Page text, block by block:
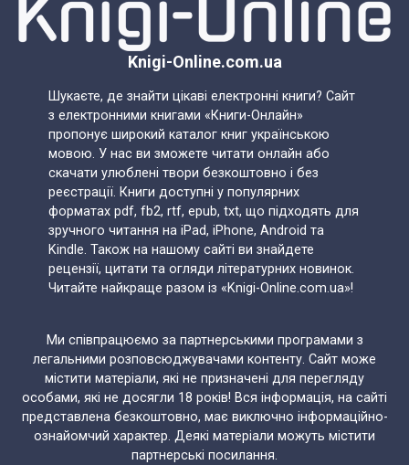
Knigi-Online.com.ua
Шукаєте, де знайти цікаві електронні книги? Сайт
з електронними книгами «Книги-Онлайн»
пропонує широкий каталог книг українською
мовою. У нас ви зможете читати онлайн або
скачати улюблені твори безкоштовно і без
реєстрації. Книги доступні у популярних
форматах pdf, fb2, rtf, epub, txt, що підходять для
зручного читання на iPad, iPhone, Android та
Kindle. Також на нашому сайті ви знайдете
рецензії, цитати та огляди літературних новинок.
Читайте найкраще разом із «Knigi-Online.com.ua»!
Ми співпрацюємо за партнерськими програмами з
легальними розповсюджувачами контенту. Сайт може
містити матеріали, які не призначені для перегляду
особами, які не досягли 18 років! Вся інформація, на сайті
представлена безкоштовно, має виключно інформаційно-
ознайомчий характер. Деякі матеріали можуть містити
партнерські посилання.